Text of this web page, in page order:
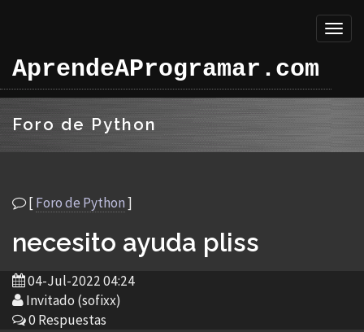
AprendeAProgramar.com
Foro de Python
[Foro de Python]
necesito ayuda pliss
04-Jul-2022 04:24
Invitado (sofixx)
0 Respuestas